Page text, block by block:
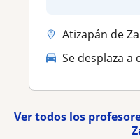
Atizapán de
Se desplaza a
Ver todos los